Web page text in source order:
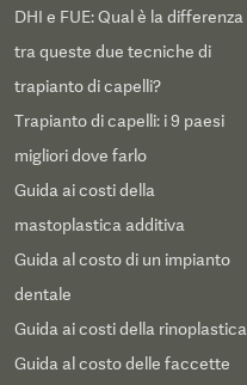
DHI e FUE: Qual è la differenza
tra queste due tecniche di
trapianto di capelli?
Trapianto di capelli: i 9 paesi
migliori dove farlo
Guida ai costi della
mastoplastica additiva
Guida al costo di un impianto
dentale
Guida ai costi della rinoplastica
Guida al costo delle faccette